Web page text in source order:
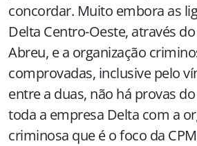
concordar. Muito embora as
Delta Centro-Oeste, através
Abreu, e a organização
comprovadas, inclusive pelo
entre a duas, não há provas
toda a empresa Delta com a
criminosa que é o foco da